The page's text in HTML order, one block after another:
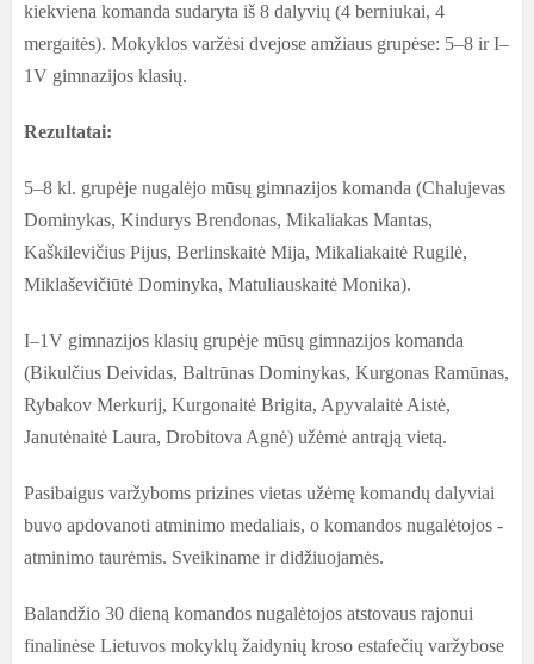
kiekviena komanda sudaryta iš 8 dalyvių (4 berniukai, 4
mergaitės). Mokyklos varžėsi dvejose amžiaus grupėse: 5–8 ir I–
1V gimnazijos klasių.
Rezultatai:
5–8 kl. grupėje nugalėjo mūsų gimnazijos komanda (Chalujevas
Dominykas, Kindurys Brendonas, Mikaliakas Mantas,
Kaškilevičius Pijus, Berlinskaitė Mija, Mikaliakaitė Rugilė,
Miklaševičiūtė Dominyka, Matuliauskaitė Monika).
I–1V gimnazijos klasių grupėje mūsų gimnazijos komanda
(Bikulčius Deividas, Baltrūnas Dominykas, Kurgonas Ramūnas,
Rybakov Merkurij, Kurgonaitė Brigita, Apyvalaitė Aistė,
Janutėnaitė Laura, Drobitova Agnė) užėmė antrąją vietą.
Pasibaigus varžyboms prizines vietas užėmę komandų dalyviai
buvo apdovanoti atminimo medaliais, o komandos nugalėtojos -
atminimo taurėmis. Sveikiname ir didžiuojamės.
Balandžio 30 dieną komandos nugalėtojos atstovaus rajonui
finalinėse Lietuvos mokyklų žaidynių kroso estafečių varžybose